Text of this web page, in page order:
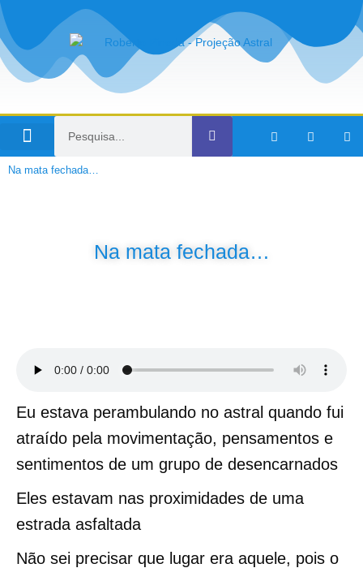
Na mata fechada…
Na mata fechada…
Eu estava perambulando no astral quando fui
atraído pela movimentação, pensamentos e
sentimentos de um grupo de desencarnados
Eles estavam nas proximidades de uma
estrada asfaltada
Não sei precisar que lugar era aquele, pois o